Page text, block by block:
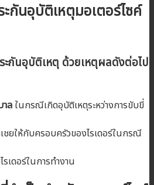
ะกันอุบัติเหตุมอเตอร์ไซค์
ะกันอุบัติเหตุ ด้วยเหตุผลดังต่อไป
ลในกรณีเกิดอุบัติเหตุระหว่างการขับขี่
ชยให้กับครอบครัวของไรเดอร์ในกรณี
รเดอร์ในการทำงาน